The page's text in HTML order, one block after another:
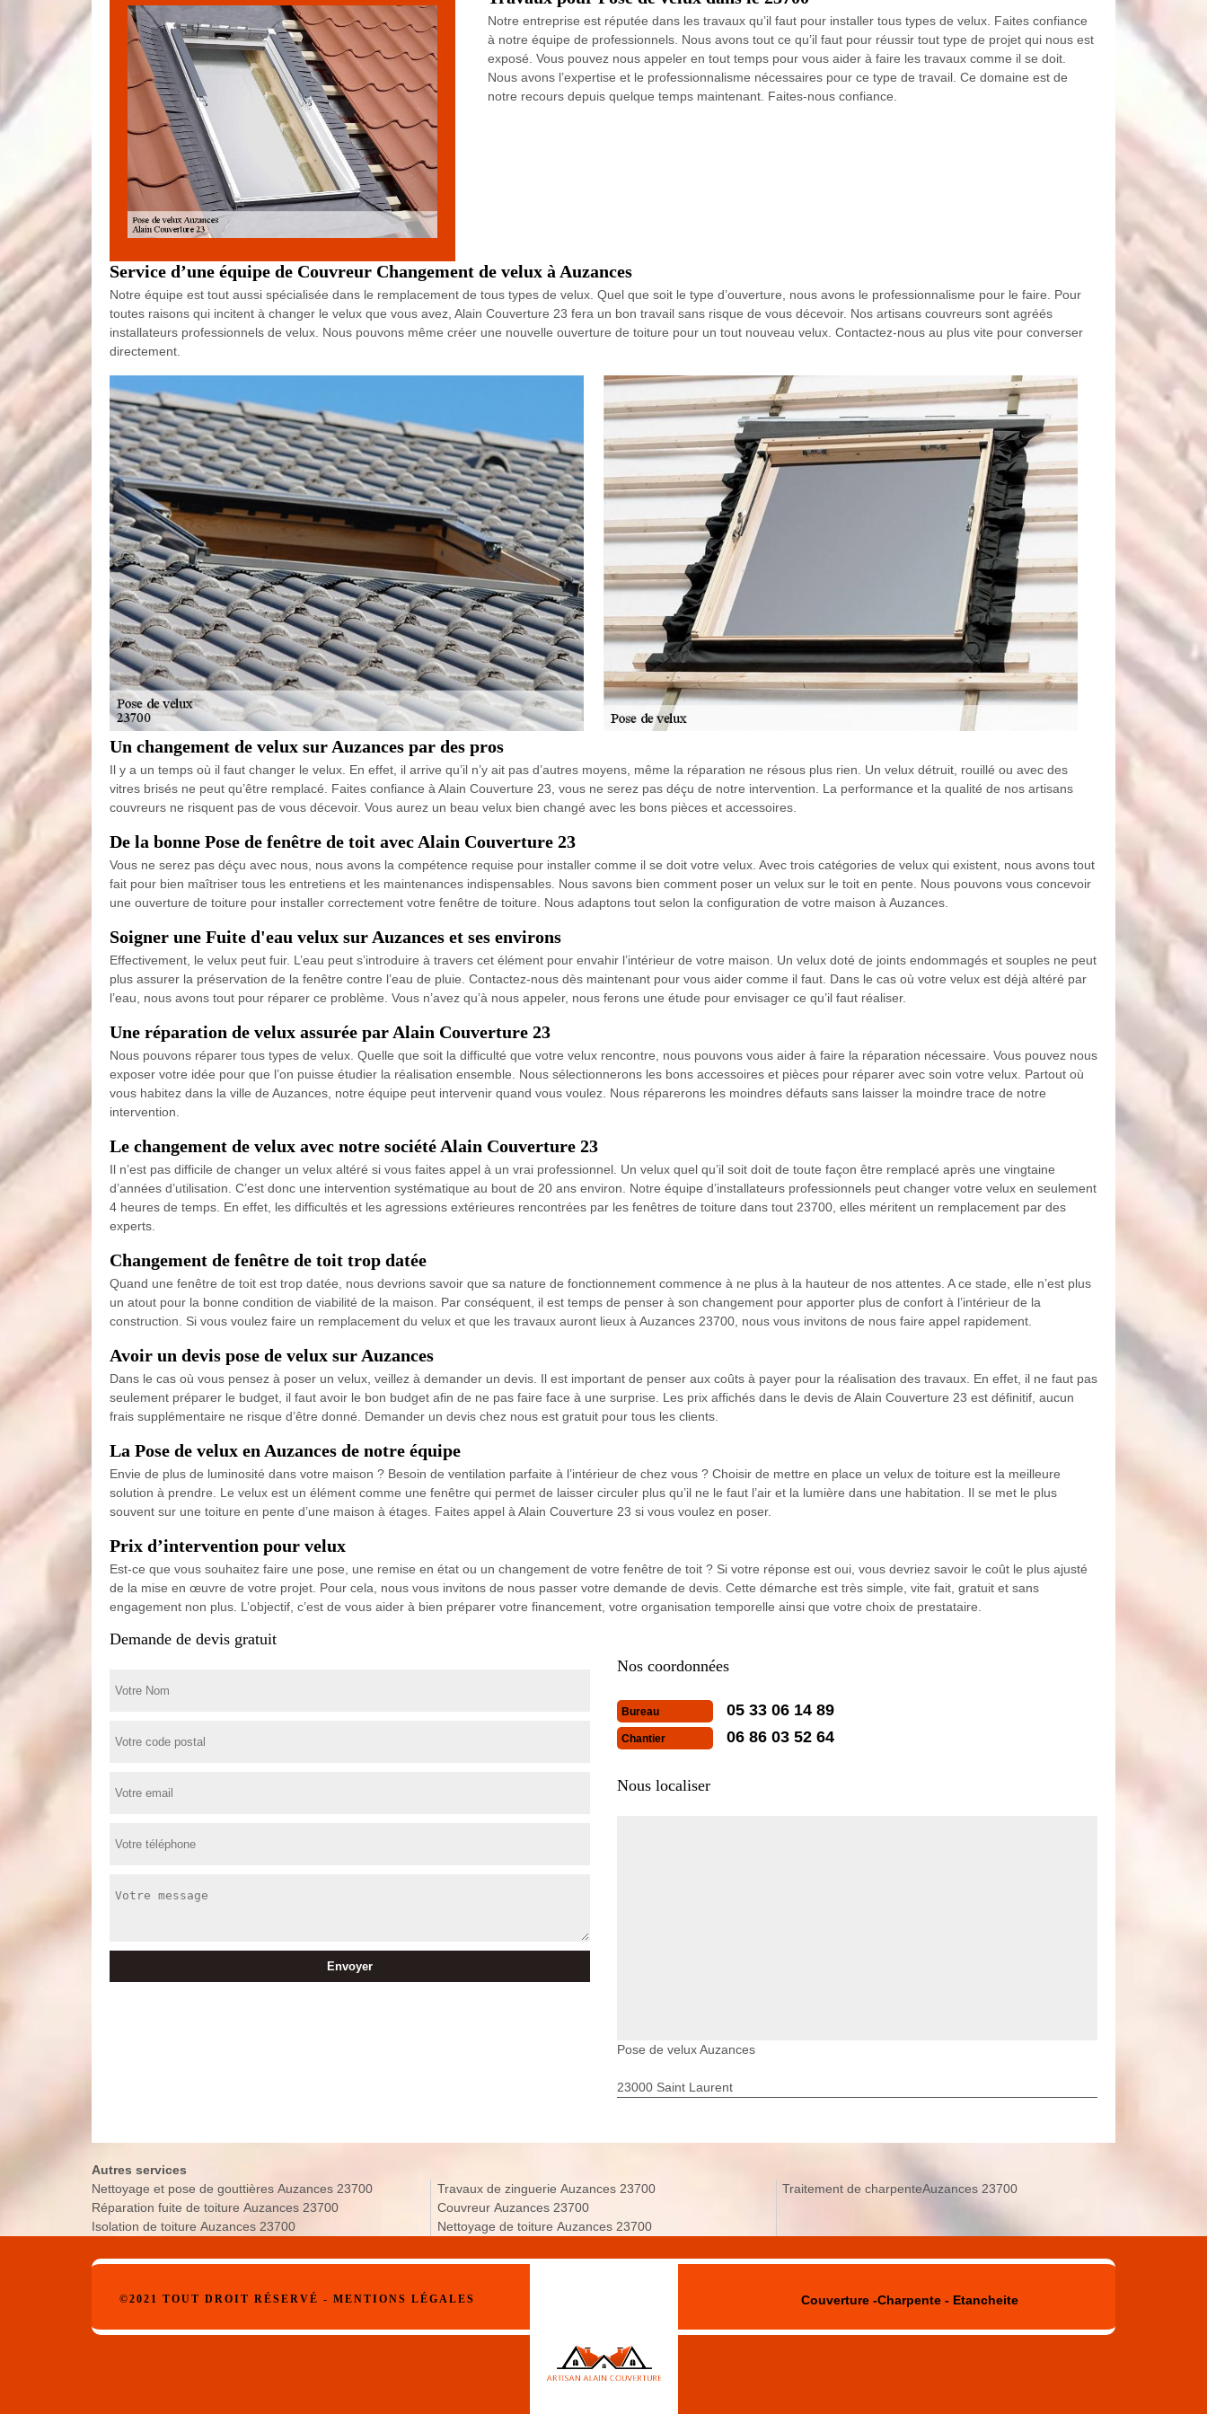
Notre entreprise est réputée dans les travaux qu’il faut pour installer tous types de velux. Faites confiance
à notre équipe de professionnels. Nous avons tout ce qu’il faut pour réussir tout type de projet qui nous est
exposé. Vous pouvez nous appeler en tout temps pour vous aider à faire les travaux comme il se doit.
Nous avons l’expertise et le professionnalisme nécessaires pour ce type de travail. Ce domaine est de
notre recours depuis quelque temps maintenant. Faites-nous confiance.
Service d’une équipe de Couvreur Changement de velux à Auzances
Notre équipe est tout aussi spécialisée dans le remplacement de tous types de velux. Quel que soit le type d’ouverture, nous avons le professionnalisme pour le faire. Pour
toutes raisons qui incitent à changer le velux que vous avez, Alain Couverture 23 fera un bon travail sans risque de vous décevoir. Nos artisans couvreurs sont agréés
installateurs professionnels de velux. Nous pouvons même créer une nouvelle ouverture de toiture pour un tout nouveau velux. Contactez-nous au plus vite pour converser
directement.
Un changement de velux sur Auzances par des pros
Il y a un temps où il faut changer le velux. En effet, il arrive qu’il n’y ait pas d’autres moyens, même la réparation ne résous plus rien. Un velux détruit, rouillé ou avec des
vitres brisés ne peut qu’être remplacé. Faites confiance à Alain Couverture 23, vous ne serez pas déçu de notre intervention. La performance et la qualité de nos artisans
couvreurs ne risquent pas de vous décevoir. Vous aurez un beau velux bien changé avec les bons pièces et accessoires.
De la bonne Pose de fenêtre de toit avec Alain Couverture 23
Vous ne serez pas déçu avec nous, nous avons la compétence requise pour installer comme il se doit votre velux. Avec trois catégories de velux qui existent, nous avons tout
fait pour bien maîtriser tous les entretiens et les maintenances indispensables. Nous savons bien comment poser un velux sur le toit en pente. Nous pouvons vous concevoir
une ouverture de toiture pour installer correctement votre fenêtre de toiture. Nous adaptons tout selon la configuration de votre maison à Auzances.
Soigner une Fuite d'eau velux sur Auzances et ses environs
Effectivement, le velux peut fuir. L’eau peut s’introduire à travers cet élément pour envahir l’intérieur de votre maison. Un velux doté de joints endommagés et souples ne peut
plus assurer la préservation de la fenêtre contre l’eau de pluie. Contactez-nous dès maintenant pour vous aider comme il faut. Dans le cas où votre velux est déjà altéré par
l’eau, nous avons tout pour réparer ce problème. Vous n’avez qu’à nous appeler, nous ferons une étude pour envisager ce qu’il faut réaliser.
Une réparation de velux assurée par Alain Couverture 23
Nous pouvons réparer tous types de velux. Quelle que soit la difficulté que votre velux rencontre, nous pouvons vous aider à faire la réparation nécessaire. Vous pouvez nous
exposer votre idée pour que l’on puisse étudier la réalisation ensemble. Nous sélectionnerons les bons accessoires et pièces pour réparer avec soin votre velux. Partout où
vous habitez dans la ville de Auzances, notre équipe peut intervenir quand vous voulez. Nous réparerons les moindres défauts sans laisser la moindre trace de notre
intervention.
Le changement de velux avec notre société Alain Couverture 23
Il n’est pas difficile de changer un velux altéré si vous faites appel à un vrai professionnel. Un velux quel qu’il soit doit de toute façon être remplacé après une vingtaine
d’années d’utilisation. C’est donc une intervention systématique au bout de 20 ans environ. Notre équipe d’installateurs professionnels peut changer votre velux en seulement
4 heures de temps. En effet, les difficultés et les agressions extérieures rencontrées par les fenêtres de toiture dans tout 23700, elles méritent un remplacement par des
experts.
Changement de fenêtre de toit trop datée
Quand une fenêtre de toit est trop datée, nous devrions savoir que sa nature de fonctionnement commence à ne plus à la hauteur de nos attentes. A ce stade, elle n’est plus
un atout pour la bonne condition de viabilité de la maison. Par conséquent, il est temps de penser à son changement pour apporter plus de confort à l’intérieur de la
construction. Si vous voulez faire un remplacement du velux et que les travaux auront lieux à Auzances 23700, nous vous invitons de nous faire appel rapidement.
Avoir un devis pose de velux sur Auzances
Dans le cas où vous pensez à poser un velux, veillez à demander un devis. Il est important de penser aux coûts à payer pour la réalisation des travaux. En effet, il ne faut pas
seulement préparer le budget, il faut avoir le bon budget afin de ne pas faire face à une surprise. Les prix affichés dans le devis de Alain Couverture 23 est définitif, aucun
frais supplémentaire ne risque d’être donné. Demander un devis chez nous est gratuit pour tous les clients.
La Pose de velux en Auzances de notre équipe
Envie de plus de luminosité dans votre maison ? Besoin de ventilation parfaite à l’intérieur de chez vous ? Choisir de mettre en place un velux de toiture est la meilleure
solution à prendre. Le velux est un élément comme une fenêtre qui permet de laisser circuler plus qu’il ne le faut l’air et la lumière dans une habitation. Il se met le plus
souvent sur une toiture en pente d’une maison à étages. Faites appel à Alain Couverture 23 si vous voulez en poser.
Prix d’intervention pour velux
Est-ce que vous souhaitez faire une pose, une remise en état ou un changement de votre fenêtre de toit ? Si votre réponse est oui, vous devriez savoir le coût le plus ajusté
de la mise en œuvre de votre projet. Pour cela, nous vous invitons de nous passer votre demande de devis. Cette démarche est très simple, vite fait, gratuit et sans
engagement non plus. L’objectif, c’est de vous aider à bien préparer votre financement, votre organisation temporelle ainsi que votre choix de prestataire.
Demande de devis gratuit
Nos coordonnées
Bureau 05 33 06 14 89
Chantier 06 86 03 52 64
Nous localiser
Pose de velux Auzances
23000 Saint Laurent
Autres services
Nettoyage et pose de gouttières Auzances 23700
Réparation fuite de toiture Auzances 23700
Isolation de toiture Auzances 23700
Travaux de zinguerie Auzances 23700
Couvreur Auzances 23700
Nettoyage de toiture Auzances 23700
Traitement de charpenteAuzances 23700
©2021 TOUT DROIT RÉSERVÉ - MENTIONS LÉGALES Couverture -Charpente - Etancheite